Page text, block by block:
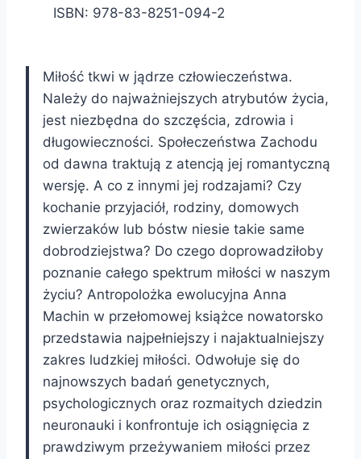
ISBN: 978-83-8251-094-2
Miłość tkwi w jądrze człowieczeństwa.
Należy do najważniejszych atrybutów życia,
jest niezbędna do szczęścia, zdrowia i
długowieczności. Społeczeństwa Zachodu
od dawna traktują z atencją jej romantyczną
wersję. A co z innymi jej rodzajami? Czy
kochanie przyjaciół, rodziny, domowych
zwierzaków lub bóstw niesie takie same
dobrodziejstwa? Do czego doprowadziłoby
poznanie całego spektrum miłości w naszym
życiu? Antropolożka ewolucyjna Anna
Machin w przełomowej książce nowatorsko
przedstawia najpełniejszy i najaktualniejszy
zakres ludzkiej miłości. Odwołuje się do
najnowszych badań genetycznych,
psychologicznych oraz rozmaitych dziedzin
neuronauki i konfrontuje ich osiągnięcia z
prawdziwym przeżywaniem miłości przez